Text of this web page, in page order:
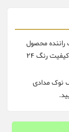
محصول
اصلی شرکت سایپا رنگ شده کوره ای با تضمین کیفیت رنگ 24
نوک مدادی